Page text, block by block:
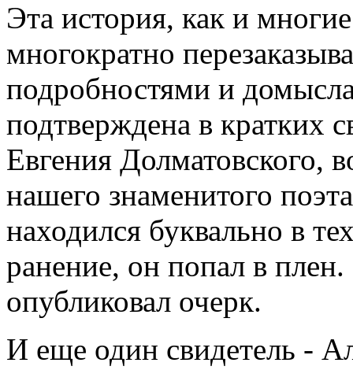
Эта история, как и
многократно
подробностями и
подтверждена в
Евгения Долматовского,
нашего знаменитого
находился буквально в
ранение, он попал в
опубликовал очерк.
И еще один свидетель -